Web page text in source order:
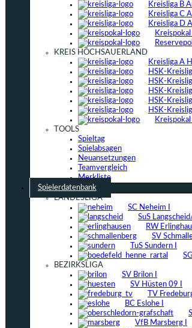
Kreisliga B
Kreisliga C
Kreisliga D
KREIS HOCHSAUERLAND
Kreisliga A
HSK-
HSK-
HSK-
HSK-
HSK-
TOOLS
Spieltag
Spielabsagen
Neuansetzungen
Teamvergleich
Merkliste
Spielerdatenbank
LANDESLIGA
SC Neheim I
SuS
RW
SV
TuS Sundern I
BEZIRKSLIGA
SV Brilon I
SV Hüsten 09 I
TV
BC Eslohe I
VfB Marsberg I